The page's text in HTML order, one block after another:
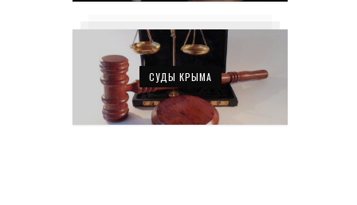
СУДЫ КРЫМА